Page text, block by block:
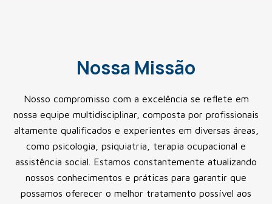
Nossa Missão
Nosso compromisso com a excelência se reflete em
nossa equipe multidisciplinar, composta por profissionais
altamente qualificados e experientes em diversas áreas,
como psicologia, psiquiatria, terapia ocupacional e
assistência social. Estamos constantemente atualizando
nossos conhecimentos e práticas para garantir que
possamos oferecer o melhor tratamento possível aos